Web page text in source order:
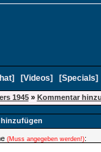
] [Videos] [Specials
1945» Kommentar
(Muss angegeben werden!):